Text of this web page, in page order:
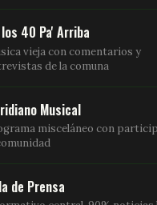
los 40 Pa' Arriba
vieja con comentarios y
de la comuna
Musical
misceláneo con
de Prensa